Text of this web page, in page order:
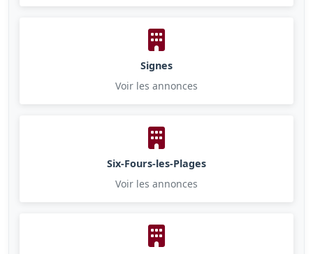
Signes
Voir les annonces
Six-Fours-les-Plages
Voir les annonces